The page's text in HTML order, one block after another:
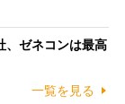
、ゼネコンは最高
一覧を見る